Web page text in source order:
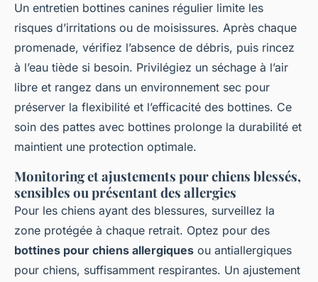
Un entretien bottines canines régulier limite les
risques d’irritations ou de moisissures. Après chaque
promenade, vérifiez l’absence de débris, puis rincez
à l’eau tiède si besoin. Privilégiez un séchage à l’air
libre et rangez dans un environnement sec pour
préserver la flexibilité et l’efficacité des bottines. Ce
soin des pattes avec bottines prolonge la durabilité et
maintient une protection optimale.
Monitoring et ajustements pour chiens blessés,
sensibles ou présentant des allergies
Pour les chiens ayant des blessures, surveillez la
zone protégée à chaque retrait. Optez pour des
bottines pour chiens allergiques ou antiallergiques
pour chiens, suffisamment respirantes. Un ajustement